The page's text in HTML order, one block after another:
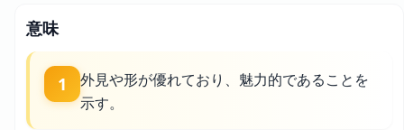
意味
1
外見や形が優れており、魅力的であることを
示す。